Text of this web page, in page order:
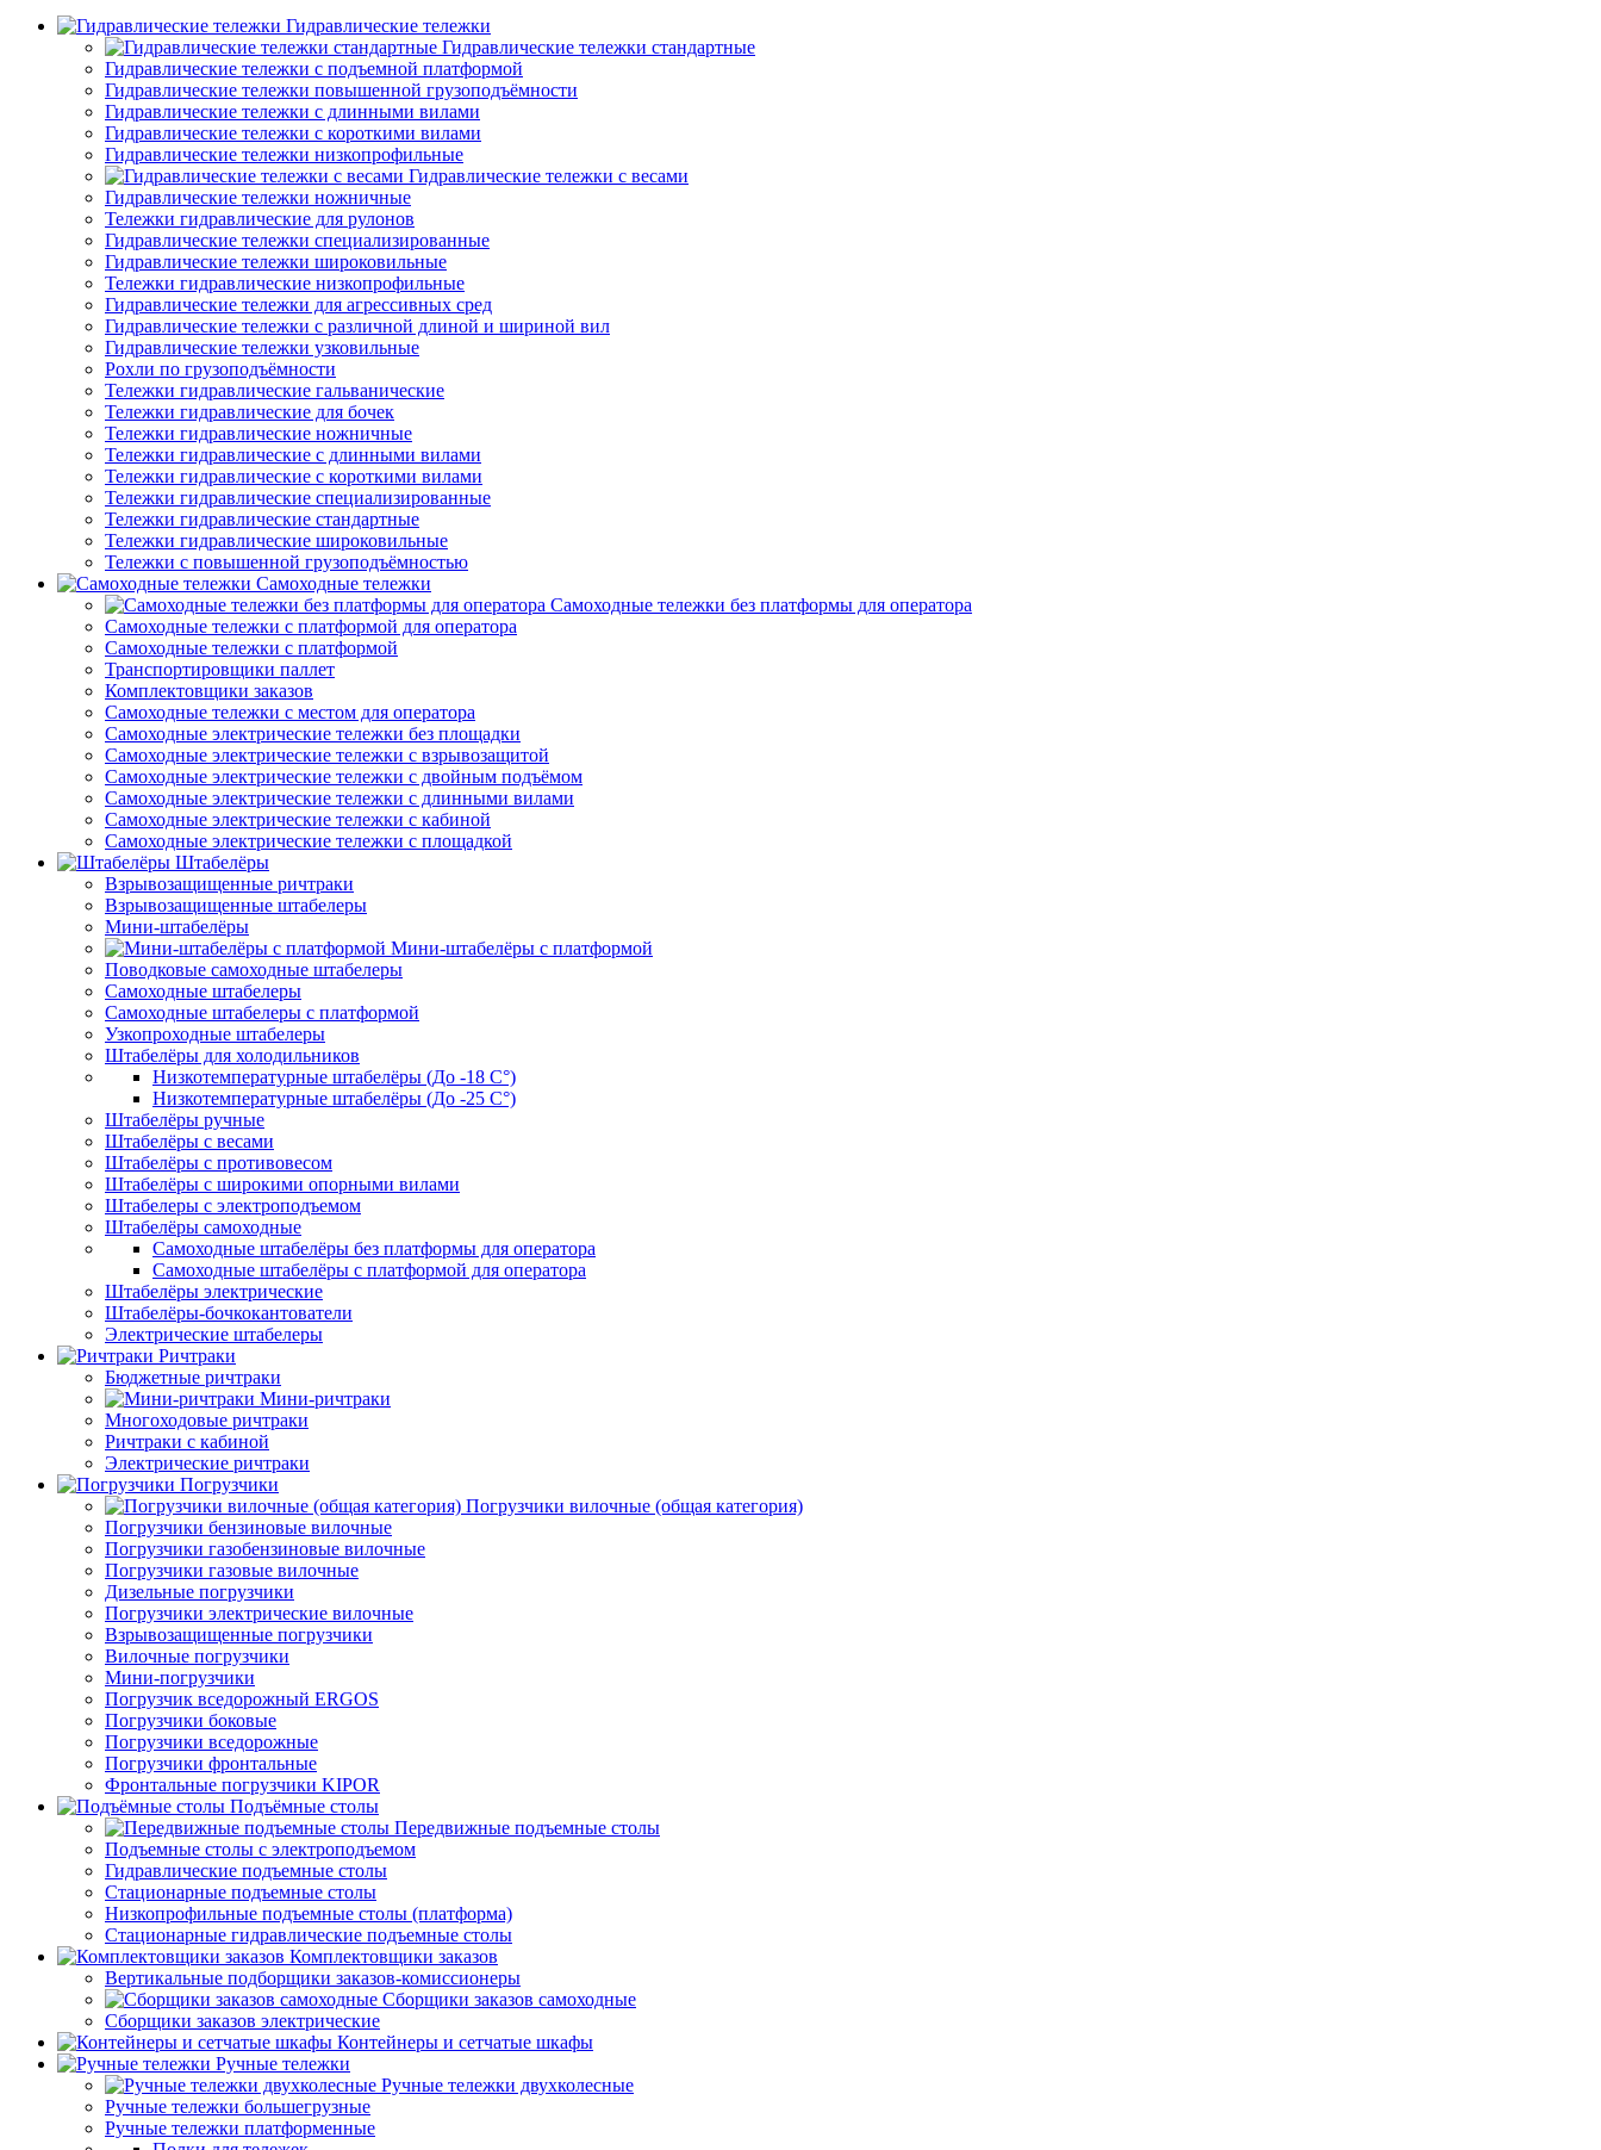
Гидравлические тележки
Гидравлические тележки стандартные
Гидравлические тележки с подъемной платформой
Гидравлические тележки повышенной грузоподъёмности
Гидравлические тележки с длинными вилами
Гидравлические тележки с короткими вилами
Гидравлические тележки низкопрофильные
Гидравлические тележки с весами
Гидравлические тележки ножничные
Тележки гидравлические для рулонов
Гидравлические тележки специализированные
Гидравлические тележки широковильные
Тележки гидравлические низкопрофильные
Гидравлические тележки для агрессивных сред
Гидравлические тележки с различной длиной и шириной вил
Гидравлические тележки узковильные
Рохли по грузоподъёмности
Тележки гидравлические гальванические
Тележки гидравлические для бочек
Тележки гидравлические ножничные
Тележки гидравлические с длинными вилами
Тележки гидравлические с короткими вилами
Тележки гидравлические специализированные
Тележки гидравлические стандартные
Тележки гидравлические широковильные
Тележки с повышенной грузоподъёмностью
Самоходные тележки
Самоходные тележки без платформы для оператора
Самоходные тележки с платформой для оператора
Самоходные тележки с платформой
Транспортировщики паллет
Комплектовщики заказов
Самоходные тележки с местом для оператора
Самоходные электрические тележки без площадки
Самоходные электрические тележки с взрывозащитой
Самоходные электрические тележки с двойным подъёмом
Самоходные электрические тележки с длинными вилами
Самоходные электрические тележки с кабиной
Самоходные электрические тележки с площадкой
Штабелёры
Взрывозащищенные ричтраки
Взрывозащищенные штабелеры
Мини-штабелёры
Мини-штабелёры с платформой
Поводковые самоходные штабелеры
Самоходные штабелеры
Самоходные штабелеры с платформой
Узкопроходные штабелеры
Штабелёры для холодильников
Низкотемпературные штабелёры (До -18 C°)
Низкотемпературные штабелёры (До -25 C°)
Штабелёры ручные
Штабелёры с весами
Штабелёры с противовесом
Штабелёры с широкими опорными вилами
Штабелеры с электроподъемом
Штабелёры самоходные
Самоходные штабелёры без платформы для оператора
Самоходные штабелёры с платформой для оператора
Штабелёры электрические
Штабелёры-бочкокантователи
Электрические штабелеры
Ричтраки
Бюджетные ричтраки
Мини-ричтраки
Многоходовые ричтраки
Ричтраки с кабиной
Электрические ричтраки
Погрузчики
Погрузчики вилочные (общая категория)
Погрузчики бензиновые вилочные
Погрузчики газобензиновые вилочные
Погрузчики газовые вилочные
Дизельные погрузчики
Погрузчики электрические вилочные
Взрывозащищенные погрузчики
Вилочные погрузчики
Мини-погрузчики
Погрузчик вседорожный ERGOS
Погрузчики боковые
Погрузчики вседорожные
Погрузчики фронтальные
Фронтальные погрузчики KIPOR
Подъёмные столы
Передвижные подъемные столы
Подъемные столы с электроподъемом
Гидравлические подъемные столы
Стационарные подъемные столы
Низкопрофильные подъемные столы (платформа)
Стационарные гидравлические подъемные столы
Комплектовщики заказов
Вертикальные подборщики заказов-комиссионеры
Сборщики заказов самоходные
Сборщики заказов электрические
Контейнеры и сетчатые шкафы
Ручные тележки
Ручные тележки двухколесные
Ручные тележки большегрузные
Ручные тележки платформенные